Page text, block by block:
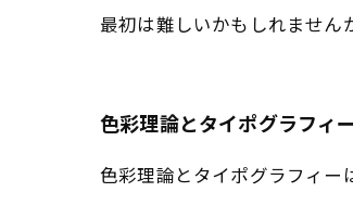
最初は難しいかもしれません
色彩理論とタイポグラフィ
色彩理論とタイポグラフィー